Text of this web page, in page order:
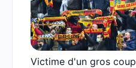
Victime d'un gros